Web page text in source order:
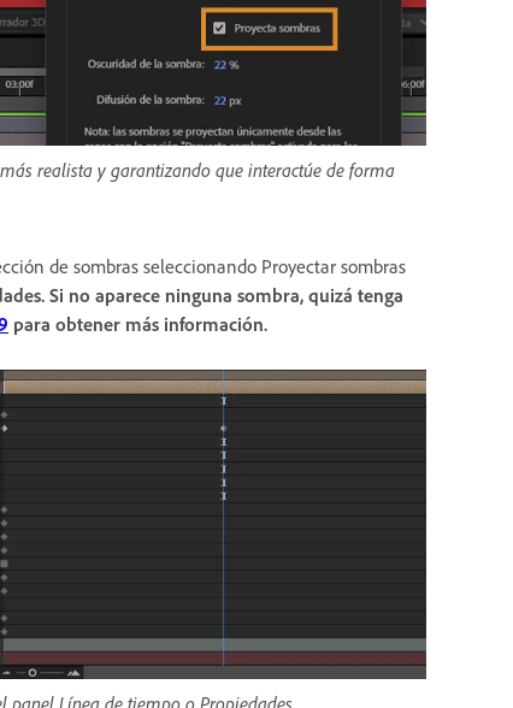
realista y garantizando que interactúe de forma
de sombras seleccionando Proyectar sombras
. Si no aparece ninguna sombra, quizá tenga
para obtener más información.